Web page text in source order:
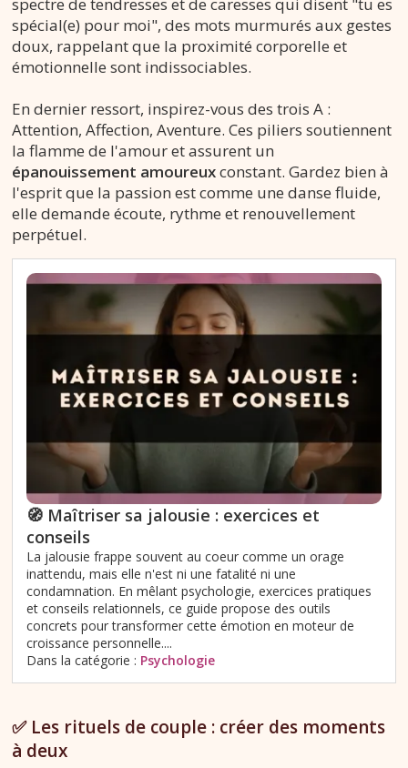
spectre de tendresses et de caresses qui disent "tu es
spécial(e) pour moi", des mots murmurés aux gestes
doux, rappelant que la proximité corporelle et
émotionnelle sont indissociables.
En dernier ressort, inspirez-vous des trois A :
Attention, Affection, Aventure. Ces piliers soutiennent
la flamme de l'amour et assurent un
épanouissement amoureuxconstant. Gardez bien à
l'esprit que la passion est comme une danse fluide,
elle demande écoute, rythme et renouvellement
perpétuel.
🧭 Maîtriser sa jalousie : exercices et
conseils
La jalousie frappe souvent au coeur comme un orage
inattendu, mais elle n'est ni une fatalité ni une
condamnation. En mêlant psychologie, exercices pratiques
et conseils relationnels, ce guide propose des outils
concrets pour transformer cette émotion en moteur de
croissance personnelle....
Dans la catégorie : Psychologie
✅ Les rituels de couple : créer des moments
à deux